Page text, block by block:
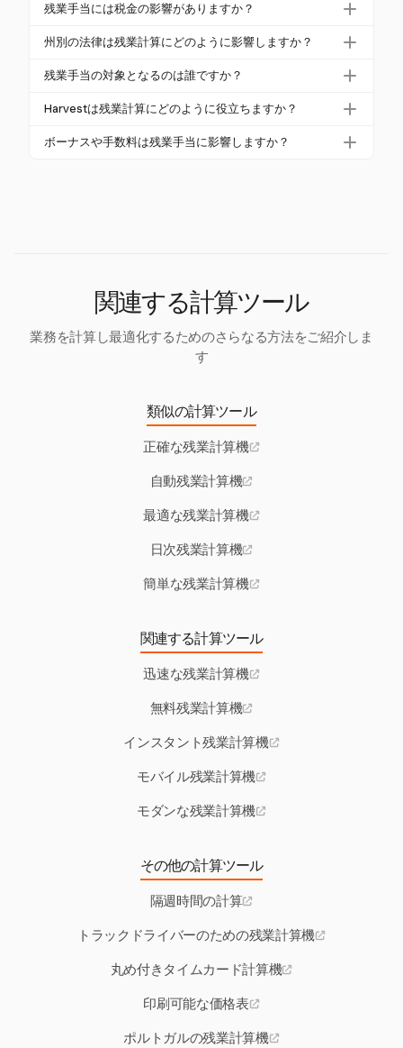
ります。
法は、カリフォルニア州のように、追加の要件を課
すことがあります。
す。ダブルタイムは、カリフォルニア州のように、
に適用されることがよくあります。
残業手当には税金の影響がありますか？
はい、残業手当は標準の所得税の対象となります。2
e, Big, Beautiful Actに基づいて税控除対象となる可能
州別の法律は残業計算にどのように影響しますか？
州法は、連邦基準を超える異なる残業要件を義務付
では、1日8時間を超えた場合に日別の残業手当が必
す。雇用主は、従業員に最も有利な法律に従う必要
残業手当の対象となるのは誰ですか？
残業手当の対象はFLSAによって決定されます。非免
当しない限り、週40時間を超えて働いた時間に対し
Harvestは残業計算にどのように役立ちますか？
Harvestは、作業時間を追跡し、報酬を計算するため
ボーナスや手数料は残業手当に影響しますか？
関連する計算ツール
業務を計算し最適化するためのさらなる方法をご紹介しま
す
類似の計算ツール
正確な残業計算機
自動残業計算機
最適な残業計算機
日次残業計算機
簡単な残業計算機
関連する計算ツール
迅速な残業計算機
無料残業計算機
インスタント残業計算機
モバイル残業計算機
モダンな残業計算機
その他の計算ツール
隔週時間の計算
トラックドライバーのための残業計算機
丸め付きタイムカード計算機
印刷可能な価格表
ポルトガルの残業計算機